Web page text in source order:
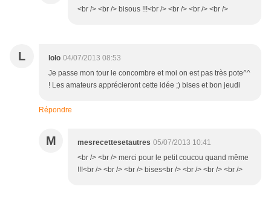
<br /> <br /> bisous !!!<br /> <br /> <br /> <br />
L lolo 04/07/2013 08:53
Je passe mon tour le concombre et moi on est pas très pote^^
! Les amateurs apprécieront cette idée ;) bises et bon jeudi
Répondre
M mesrecettesetautres 05/07/2013 10:41
<br /> <br /> merci pour le petit coucou quand même
!!!<br /> <br /> <br /> bises<br /> <br /> <br /> <br />